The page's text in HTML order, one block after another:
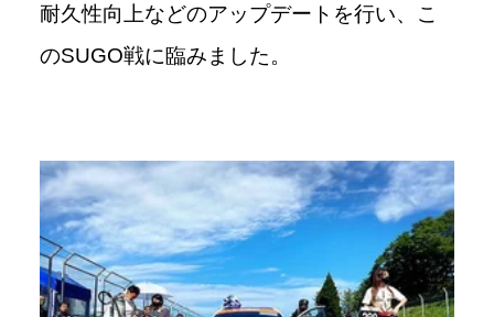
耐久性向上などのアップデートを行い、こ
のSUGO戦に臨みました。